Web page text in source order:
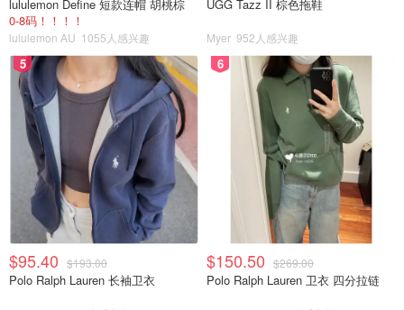
lululemon Define 短款连帽 胡桃棕
0-8码！！！！
lululemon AU 1055人感兴趣
UGG Tazz II 棕色拖鞋
Myer 952人感兴趣
5
$95.40 $193.00
Polo Ralph Lauren 长袖卫衣
6
$150.50 $269.00
Polo Ralph Lauren 卫衣 四分拉链